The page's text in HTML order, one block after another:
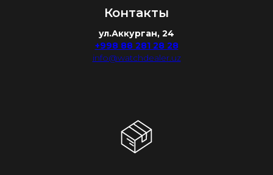
Контакты
ул.Аккурган, 24
+998 88 281 28 28
info@watchdealer.uz